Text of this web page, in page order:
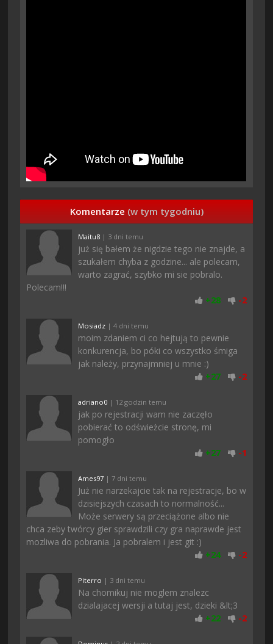
Komentarze (w tym tygodniu)
Maitu8 | 3 dni temu
już się bałem że nigdzie tego nie znajde, a
szukałem chyba z godzine... ale polecam,
warto zagrać, szybko mi sie pobralo.
Polecam!!!
+28 -2
Mosiadz | 4 dni temu
moim zdaniem ci co hejtują to pewnie
konkurencja, bo póki co wszystko śmiga
jak należy, przynajmniej u mnie :)
+27 -2
adriano0 | 12 godzin temu
jak po rejestracji wam nie zaczęło
pobierać to odświeżcie stronę, mi
pomogło
+27 -1
Ames97 | 7 dni temu
Już nie narzekajcie tak na rejestracje, bo w
dzisiejszych czasach to normalność...
Może serwery są przeciążone albo nie
chca zeby twórcy gier sprawdzili czy gra naprawde jest
mozliwa do pobrania. Ja pobralem i jest git :)
+24 -2
Piterro | 3 dni temu
Na chomikuj nie moglem znalezc
dzialajacej wersji a tutaj jest, dzieki &lt;3
+22 -2